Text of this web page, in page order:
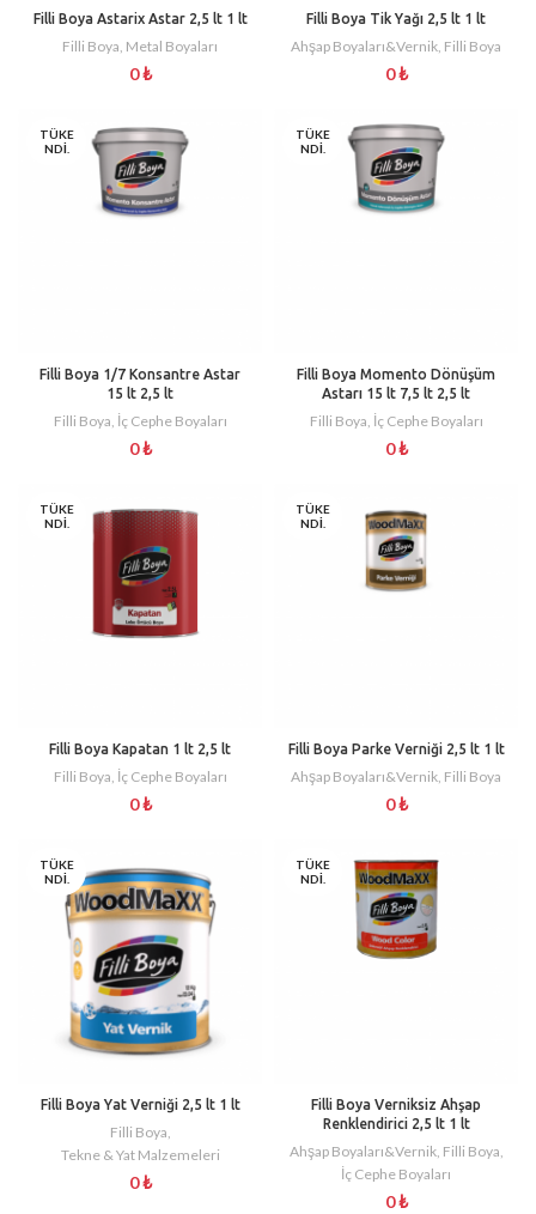
Filli Boya Astarix Astar 2,5 lt 1 lt
Filli Boya, Metal Boyaları
0₺
Filli Boya Tik Yağı 2,5 lt 1 lt
Ahşap Boyaları&Vernik, Filli Boya
0₺
TÜKE
NDI.
Filli Boya 1/7 Konsantre Astar
15 lt 2,5 lt
Filli Boya, İç Cephe Boyaları
0₺
TÜKE
NDI.
Filli Boya Momento Dönüşüm
Astarı 15 lt 7,5 lt 2,5 lt
Filli Boya, İç Cephe Boyaları
0₺
TÜKE
NDI.
Filli Boya Kapatan 1 lt 2,5 lt
Filli Boya, İç Cephe Boyaları
0₺
TÜKE
NDI.
Filli Boya Parke Verniği 2,5 lt 1 lt
Ahşap Boyaları&Vernik, Filli Boya
0₺
TÜKE
NDI.
Filli Boya Yat Verniği 2,5 lt 1 lt
Filli Boya,
Tekne & Yat Malzemeleri
0₺
TÜKE
NDI.
Filli Boya Verniksiz Ahşap
Renklendirici 2,5 lt 1 lt
Ahşap Boyaları&Vernik, Filli Boya,
İç Cephe Boyaları
0₺